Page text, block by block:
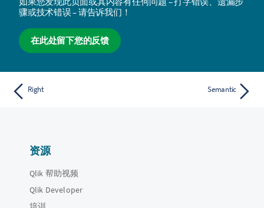
骤或技术错误 – 请告诉我们！
在此处留下您的反馈
Right Semantic
资源
Qlik 帮助视频
Qlik Developer